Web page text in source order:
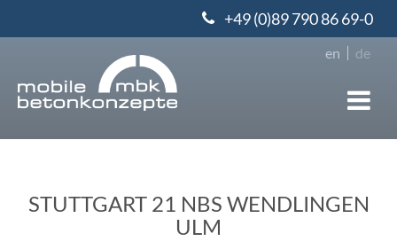
+49 (0)89 790 86 69-0
en de
STUTTGART 21 NBS WENDLINGEN
ULM